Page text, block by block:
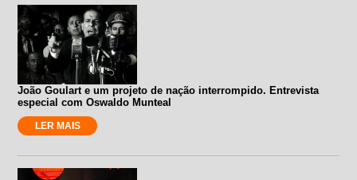
João Goulart e um projeto de nação interrompido. Entrevista
especial com Oswaldo Munteal
LER MAIS